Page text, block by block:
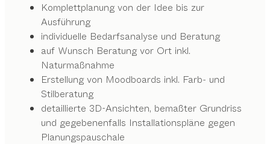
Komplettplanung von der Idee bis zur
Ausführung
individuelle Bedarfsanalyse und Beratung
auf Wunsch Beratung vor Ort inkl.
Naturmaßnahme
Erstellung von Moodboards inkl. Farb- und
Stilberatung
detaillierte 3D-Ansichten, bemaßter Grundriss
und gegebenenfalls Installationspläne gegen
Planungspauschale